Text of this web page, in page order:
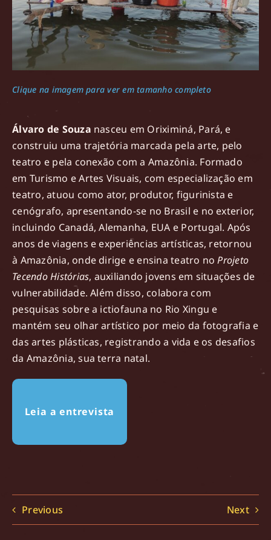
Clique na imagem para ver em tamanho completo
Álvaro de Souza nasceu em Oriximiná, Pará, e
construiu uma trajetória marcada pela arte, pelo
teatro e pela conexão com a Amazônia. Formado
em Turismo e Artes Visuais, com especialização em
teatro, atuou como ator, produtor, figurinista e
cenógrafo, apresentando-se no Brasil e no exterior,
incluindo Canadá, Alemanha, EUA e Portugal. Após
anos de viagens e experiências artísticas, retornou
à Amazônia, onde dirige e ensina teatro noProjeto
Tecendo Histórias, auxiliando jovens em situações de
vulnerabilidade. Além disso, colabora com
pesquisas sobre a ictiofauna no Rio Xingu e
mantém seu olhar artístico por meio da fotografia e
das artes plásticas, registrando a vida e os desafios
da Amazônia, sua terra natal.
Leia a entrevista
Previous Next